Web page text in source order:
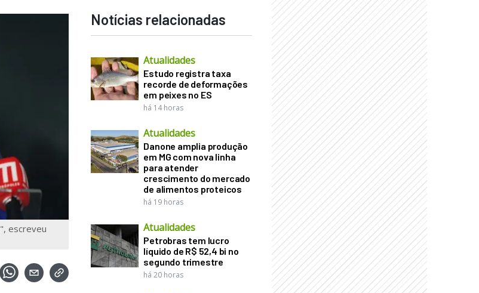
escreveu
Notícias relacionadas
Atualidades
Estudo registra taxa
recorde de deformações
em peixes no ES
há 14 horas
Atualidades
Danone amplia produção
em MG com nova linha
para atender
crescimento do mercado
de alimentos proteicos
há 19 horas
Atualidades
Petrobras tem lucro
líquido de R$ 52,4 bi no
segundo trimestre
há 20 horas